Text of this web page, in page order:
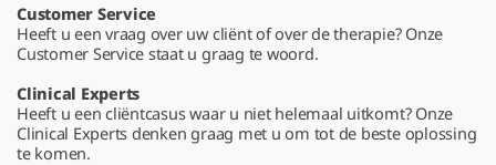
Customer Service
Heeft u een vraag over uw cliënt of over de therapie? Onze
Customer Service staat u graag te woord.
Clinical Experts
Heeft u een cliëntcasus waar u niet helemaal uitkomt? Onze
Clinical Experts denken graag met u om tot de beste oplossing
te komen.